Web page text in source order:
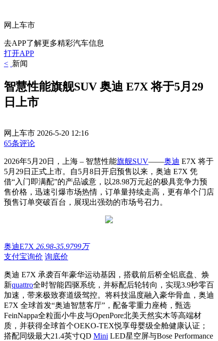
网上车市
去APP了解更多精彩汽车信息
打开APP
< 新闻
智慧性能旗舰SUV 奥迪 E7X 将于5月29
日上市
网上车市 2026-5-20 12:16
65条评论
2026年5月20日，上海 – 智慧性能旗舰SUV——奥迪 E7X 将于
5月29日正式上市。自5月8日开启预售以来，奥迪 E7X 凭
借“入门即满配”的产品诚意，以28.98万元起的极具竞争力预
售价格，迅速引爆市场热情，订单量持续走高，更有单个门店
预售订单突破百台，展现出强劲的市场号召力。
奥迪E7X 26.98-35.9799万
支付宝询价 询底价
奥迪 E7X 承袭百年豪华运动基因，搭载前后桥全铝底盘、焕
新quattro全时智能四驱系统，并标配后轮转向，实现3.9秒零百
加速，带来极致赛道级驾控。将科技温度融入豪华骨血，奥迪
E7X 全球首发“奥迪智慧客厅”，配备零重力座椅，甄选
FeinNappa全粒面小牛皮与OpenPore北美天然实木等高端材
质，并获得全球首个OEKO-TEX悦享母婴级全舱健康认证；
搭配同级最大21.4英寸QD Mini LED星空屏与Bose Performance